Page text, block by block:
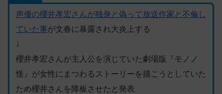
声優の櫻井孝宏さんが独身と偽って放送作家と不倫し
ていた事が文春に暴露され大炎上する
↓
櫻井孝宏さんが主人公を演じていた劇場版『モノノ
怪』が女性にまつわるストーリーを描こうとしていた
ため櫻井さんを降板させたと発表